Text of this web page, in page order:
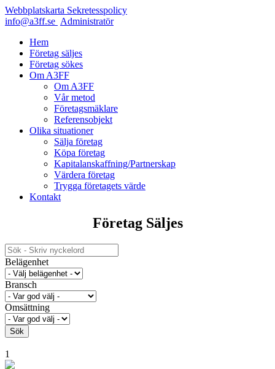
Webbplatskarta Sekretesspolicy
info@a3ff.se Administratör
Hem
Företag säljes
Företag sökes
Om A3FF
Om A3FF
Vår metod
Företagsmäklare
Referensobjekt
Olika situationer
Sälja företag
Köpa företag
Kapitalanskaffning/Partnerskap
Värdera företag
Trygga företagets värde
Kontakt
Företag Säljes
Belägenhet
Bransch
Omsättning
Sök
1